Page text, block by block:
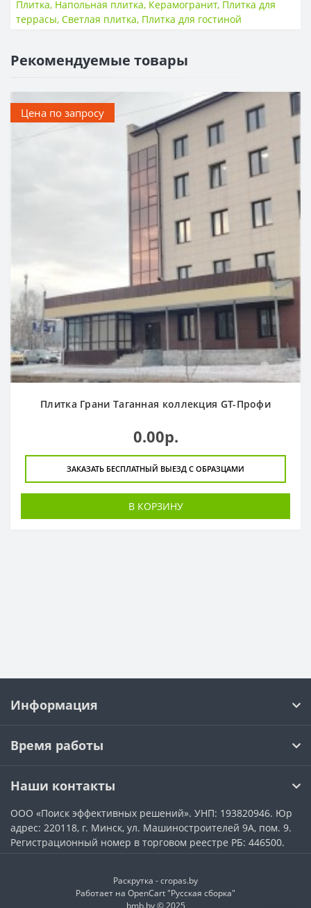
Плитка, Напольная плитка, Керамогранит, Плитка для
террасы,Светлая плитка, Плитка для гостиной
Рекомендуемые товары
Цена по запросу
Плитка Грани Таганная коллекция GT-Профи
0.00р.
ЗАКАЗАТЬ БЕСПЛАТНЫЙ ВЫЕЗД С ОБРАЗЦАМИ
В КОРЗИНУ
Информация
Время работы
Наши контакты
ООО «Поиск эффективных решений». УНП: 193820946. Юр
адрес: 220118, г. Минск, ул. Машиностроителей 9А, пом. 9.
Регистрационный номер в торговом реестре РБ: 446500.
Раскрутка -cropas.by
Работает на OpenCart "Русская сборка"